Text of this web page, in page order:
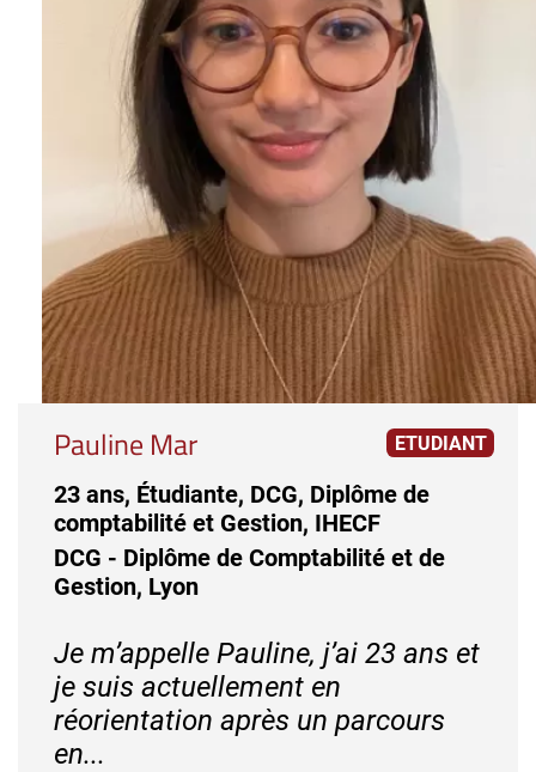
Pauline Mar ETUDIANT
23 ans, Étudiante, DCG, Diplôme de
comptabilité et Gestion, IHECF
DCG - Diplôme de Comptabilité et de
Gestion, Lyon
Je m’appelle Pauline, j’ai 23 ans et
je suis actuellement en
réorientation après un parcours
en...